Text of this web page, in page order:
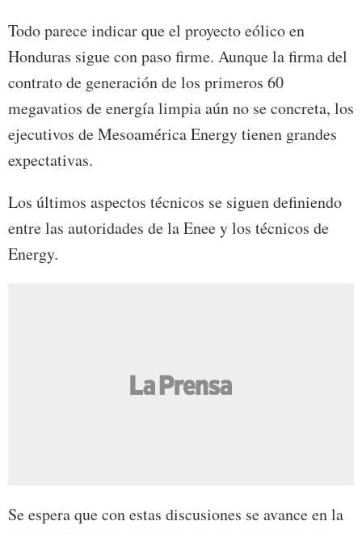
Todo parece indicar que el proyecto eólico en
Honduras sigue con paso firme. Aunque la firma del
contrato de generación de los primeros 60
megavatios de energía limpia aún no se concreta, los
ejecutivos de Mesoamérica Energy tienen grandes
expectativas.
Los últimos aspectos técnicos se siguen definiendo
entre las autoridades de la Enee y los técnicos de
Energy.
Se espera que con estas discusiones se avance en la